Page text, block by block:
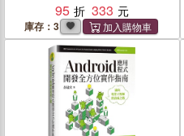
95
333
庫存：3